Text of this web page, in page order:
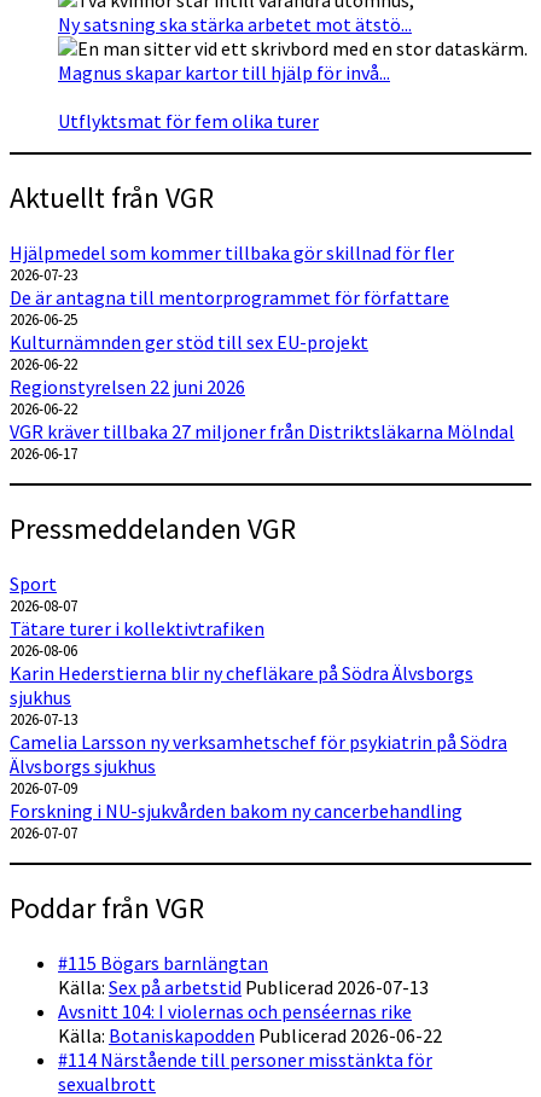
Ny satsning ska stärka arbetet mot ätstö...
Magnus skapar kartor till hjälp för invå...
Utflyktsmat för fem olika turer
Aktuellt från VGR
Hjälpmedel som kommer tillbaka gör skillnad för fler
2026-07-23
De är antagna till mentorprogrammet för författare
2026-06-25
Kulturnämnden ger stöd till sex EU-projekt
2026-06-22
Regionstyrelsen 22 juni 2026
2026-06-22
VGR kräver tillbaka 27 miljoner från Distriktsläkarna Mölndal
2026-06-17
Pressmeddelanden VGR
Sport
2026-08-07
Tätare turer i kollektivtrafiken
2026-08-06
Karin Hederstierna blir ny chefläkare på Södra Älvsborgs
sjukhus
2026-07-13
Camelia Larsson ny verksamhetschef för psykiatrin på Södra
Älvsborgs sjukhus
2026-07-09
Forskning i NU-sjukvården bakom ny cancerbehandling
2026-07-07
Poddar från VGR
#115 Bögars barnlängtan
Källa: Sex på arbetstid Publicerad 2026-07-13
Avsnitt 104: I violernas och penséernas rike
Källa: Botaniskapodden Publicerad 2026-06-22
#114 Närstående till personer misstänkta för
sexualbrott